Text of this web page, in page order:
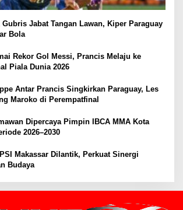
Gubris Jabat Tangan Lawan, Kiper Paraguay
Bola
Rekor Gol Messi, Prancis Melaju ke
Piala Dunia 2026
Antar Prancis Singkirkan Paraguay, Les
Maroko di Perempatfinal
Dipercaya Pimpin IBCA MMA Kota
2026–2030
Makassar Dilantik, Perkuat Sinergi
Budaya